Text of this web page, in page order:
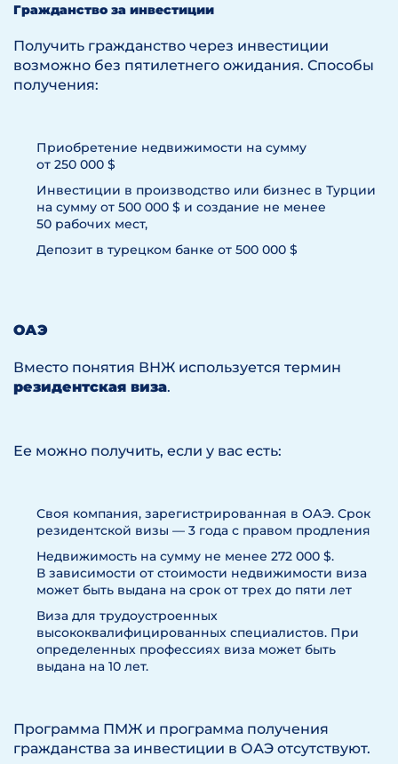
Гражданство за инвестиции
Получить гражданство через инвестиции
возможно без пятилетнего ожидания. Способы
получения:
Приобретение недвижимости на сумму
от 250 000 $
Инвестиции в производство или бизнес в Турции
на сумму от 500 000 $ и создание не менее
50 рабочих мест,
Депозит в турецком банке от 500 000 $
ОАЭ
Вместо понятия ВНЖ используется термин
резидентская виза.
Ее можно получить, если у вас есть:
Своя компания, зарегистрированная в ОАЭ. Срок
резидентской визы — 3 года с правом продления
Недвижимость на сумму не менее 272 000 $.
В зависимости от стоимости недвижимости виза
может быть выдана на срок от трех до пяти лет
Виза для трудоустроенных
высококвалифицированных специалистов. При
определенных профессиях виза может быть
выдана на 10 лет.
Программа ПМЖ и программа получения
гражданства за инвестиции в ОАЭ отсутствуют.